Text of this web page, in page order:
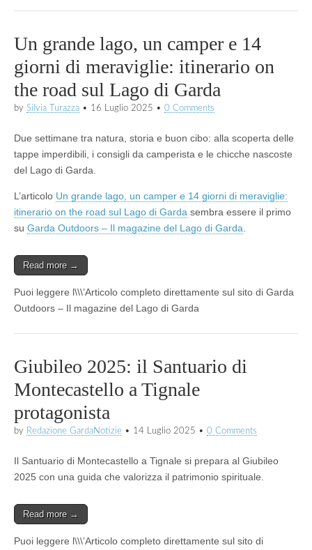
Un grande lago, un camper e 14
giorni di meraviglie: itinerario on
the road sul Lago di Garda
by Silvia Turazza • 16 Luglio 2025 • 0 Comments
Due settimane tra natura, storia e buon cibo: alla scoperta delle
tappe imperdibili, i consigli da camperista e le chicche nascoste
del Lago di Garda.
L’articolo Un grande lago, un camper e 14 giorni di meraviglie:
itinerario on the road sul Lago di Garda sembra essere il primo
su Garda Outdoors – Il magazine del Lago di Garda
Read more →
Puoi leggere l\\\’Articolo completo direttamente sul sito di Garda
Outdoors – Il magazine del Lago di Garda
Giubileo 2025: il Santuario di
Montecastello a Tignale
protagonista
by Redazione GardaNotizie • 14 Luglio 2025 • 0 Comments
Il Santuario di Montecastello a Tignale si prepara al Giubileo
2025 con una guida che valorizza il patrimonio spirituale.
Read more →
Puoi leggere l\\\’Articolo completo direttamente sul sito di